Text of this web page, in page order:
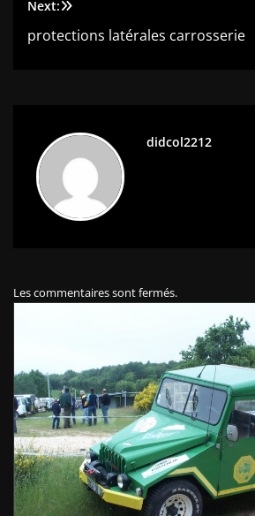
l’article
Next:
protections latérales carrosserie
didcol2212
Les commentaires sont fermés.